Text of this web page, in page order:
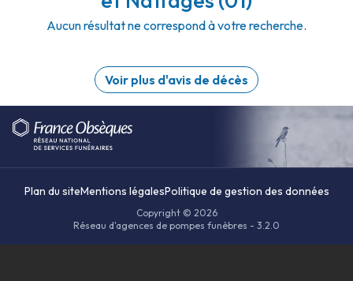
Aucun résultat ne correspond à votre recherche.
Voir plus d'avis de décès
Plan du siteMentions légalesPolitique de gestion des données
Copyright © 2026
Réseau d'agences de pompes funèbres - 3.2.0